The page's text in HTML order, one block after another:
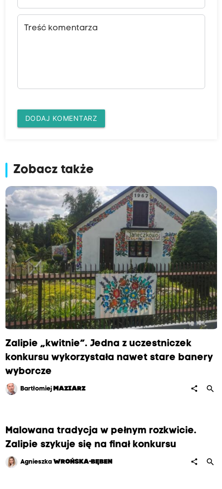
Treść komentarza
DODAJ KOMENTARZ
Zobacz także
Zalipie „kwitnie”. Jedna z uczestniczek
konkursu wykorzystała nawet stare banery
wyborcze
Bartłomiej MAZIARZ share search
Malowana tradycja w pełnym rozkwicie.
Zalipie szykuje się na finał konkursu
Agnieszka WROŃSKA-BĘBEN share search